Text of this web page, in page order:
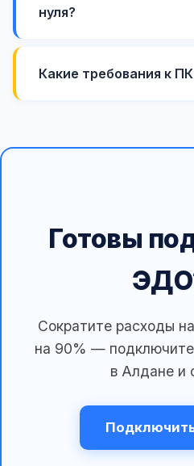
нуля?
Какие требования к
Готовы
Сократите расходы
на 90% —
в Алдане и